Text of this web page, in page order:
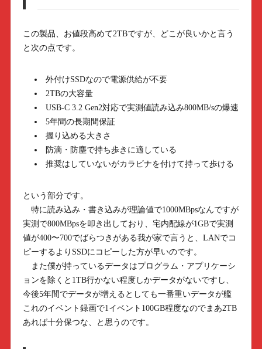
この製品、お値段高めて2TBですが、どこが良いかと言う
と次の点です。
外付けSSDなので電源供給が不要
2TBの大容量
USB-C 3.2 Gen2対応で実測値読み込み800MB/sの爆速
5年間の長期間保証
握り込める大きさ
防滴・防塵で持ち歩きに適している
推奨はしていないがカラビナを付けて持って歩ける
という部分です。
特に読み込み・書き込みが理論値で1000MBpsなんですが
実測で800MBpsを叩き出しており、宅内配線が1GBで実測
値が400〜700でばらつきがある我が家で言うと、LANでコ
ピーするよりSSDにコピーした方が早いのです。
また僕が持っているデータはプログラム・アプリケーシ
ョンを除くと1TB行かない程度しかデータがないですし、
今後5年間でデータが増えるとしても一番重いデータが艦
これのイベント録画で1イベント100GB程度なのでまあ2TB
あれば十分保つな、と思うのです。